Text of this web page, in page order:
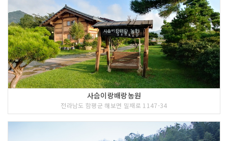
사슴이랑배랑농원
전라남도 함평군 해보면 밀재로 1147-34